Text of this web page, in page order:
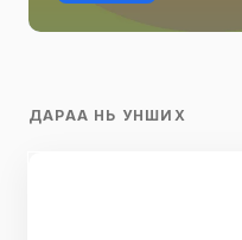
ДАРАА НЬ УНШИХ